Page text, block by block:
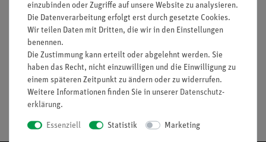
Notwendiges Zubehör
Extraktionshülsen 10 x 100 mm (32995-02)
einzubinden oder Zugriffe auf unsere Website zu analysieren.
Die Datenverarbeitung erfolgt erst durch gesetzte Cookies.
Wir teilen Daten mit Dritten, die wir in den Einstellungen
benennen.
Die Zustimmung kann erteilt oder abgelehnt werden. Sie
haben das Recht, nicht einzuwilligen und die Einwilligung zu
einem späteren Zeitpunkt zu ändern oder zu widerrufen.
Weitere Informationen finden Sie in unserer Daten­schutz­
erklärung.
Essenziell Statistik Marketing